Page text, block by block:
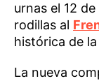
urnas el 12
rodillas al
histórica de
La nueva